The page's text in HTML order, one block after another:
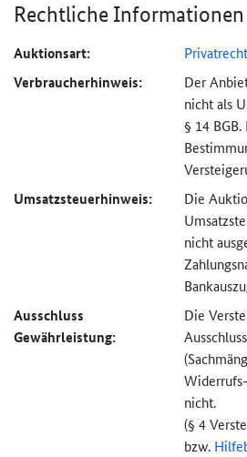
Rechtliche Informationen
Auktionsart:
Verbraucher­hinweis:
Der
nicht als
§ 14
Umsatzsteuer­hinweis:
Die
nicht
Ausschluss
Gewährleistung:
Die
Widerrufs-
nicht.
(§ 4
bzw.